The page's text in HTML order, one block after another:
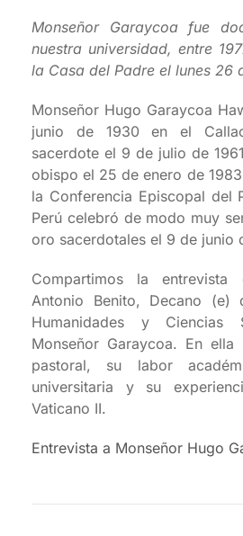
Monseñor Garaycoa fue
nuestra universidad, entre
la Casa del Padre el lunes 26
Monseñor Hugo Garaycoa
junio de 1930 en el
sacerdote el 9 de julio de
obispo el 25 de enero de
la Conferencia Episcopal del
Perú celebró de modo muy
oro sacerdotales el 9 de junio
Compartimos la
Antonio Benito, Decano (e)
Humanidades y Ciencias
Monseñor Garaycoa. En
pastoral, su labor
universitaria y su
Vaticano II.
Entrevista a Monseñor Hugo